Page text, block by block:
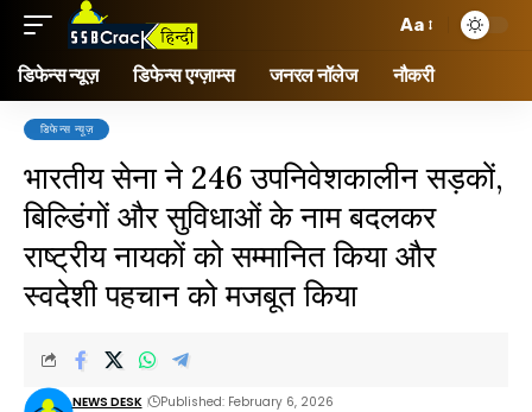
Aa
डिफेन्स न्यूज़ डिफेन्स एग्ज़ाम्स जनरल नॉलेज नौकरी
डिफेन्स न्यूज़
भारतीय सेना ने 246 उपनिवेशकालीन सड़कों,
बिल्डिंगों और सुविधाओं के नाम बदलकर
राष्ट्रीय नायकों को सम्मानित किया और
स्वदेशी पहचान को मजबूत किया
NEWS DESK Published: February 6, 2026